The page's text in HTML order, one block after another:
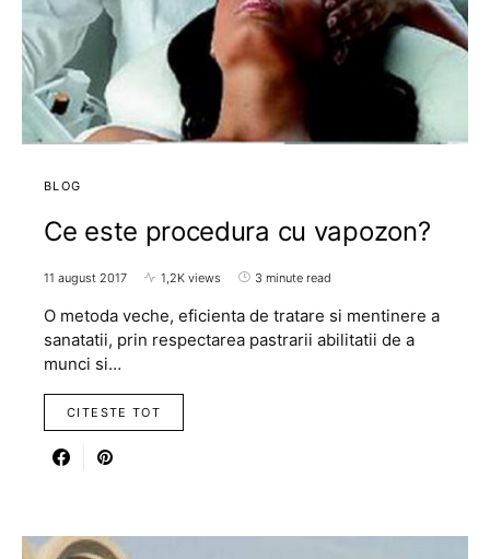
BLOG
Ce este procedura cu vapozon?
11 august 2017 1,2K views 3 minute read
O metoda veche, eficienta de tratare si mentinere a
sanatatii, prin respectarea pastrarii abilitatii de a
munci si…
CITESTE TOT